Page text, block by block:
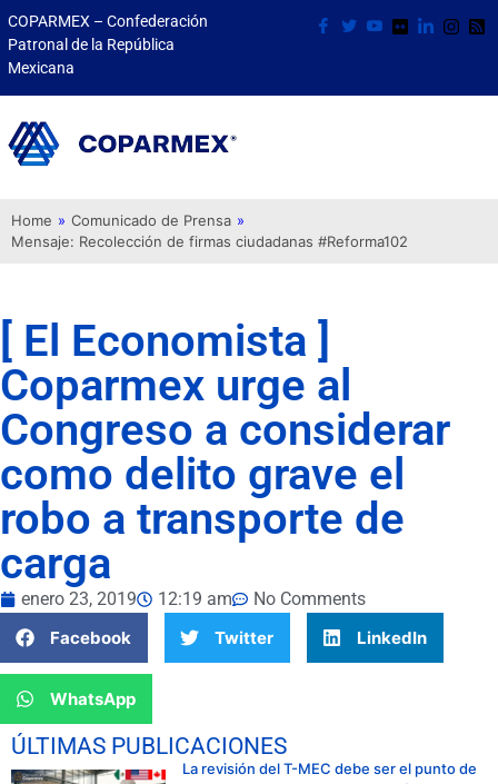
COPARMEX – Confederación
Patronal de la República
Mexicana
Home » Comunicado de Prensa »
Mensaje: Recolección de firmas ciudadanas #Reforma102
[ El Economista ]
Coparmex urge al
Congreso a considerar
como delito grave el
robo a transporte de
carga
enero 23, 2019 12:19 am
No Comments
Facebook
Twitter LinkedIn
WhatsApp
ÚLTIMAS PUBLICACIONES
La revisión del T-MEC debe ser el punto de